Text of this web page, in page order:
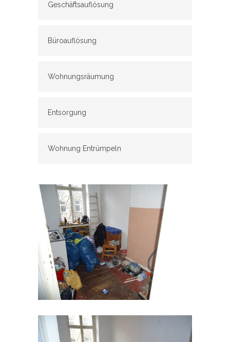
Geschäftsauflösung
Büroauflösung
Wohnungsräumung
Entsorgung
Wohnung Entrümpeln